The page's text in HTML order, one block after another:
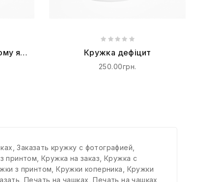
я Кружка дефіцит
250.00грн.
,Заказать кружку с фотографией
принтом ,Кружка на заказ Кружка с
з принтом ,Кружки коперника
Кружки
,Печать на чашках ,Печать на чашках